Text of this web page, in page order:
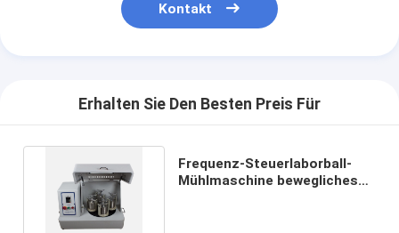
Kontakt
Erhalten Sie Den Besten Preis Für
Frequenz-Steuerlaborball-
Mühlmaschine bewegliches